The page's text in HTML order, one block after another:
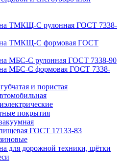
ТМКЩ-С рулонная ГОСТ 7338-
ТМКЩ-С формовая ГОСТ
МБС-С рулонная ГОСТ 7338-90
МБС-С формовая ГОСТ 7338-
и пористая
покрытия
ГОСТ 17133-83
для дорожной техники, щётки